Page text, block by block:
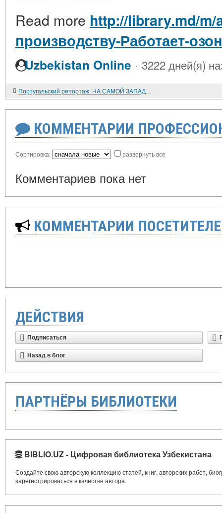
Read more http://library.md/
производству-Работает-озон
Uzbekistan Online · 3222 дней(я)
Португальский репортаж. НА САМОЙ ЗАПАДНОЙ ТОЧКЕ ЕВРОПЫ
КОММЕНТАРИИ
Сортировка: развернуть все
Комментариев пока нет
КОММЕНТАРИИ
ДЕЙСТВИЯ
Подписаться
Назад в блог
ПАРТНЁРЫ БИБЛИОТЕКИ
BIBLIO.UZ - Цифровая библиотека Узбекистана
Создайте свою авторскую коллекцию статей, книг, авторских работ,
зарегистрироваться в качестве автора.